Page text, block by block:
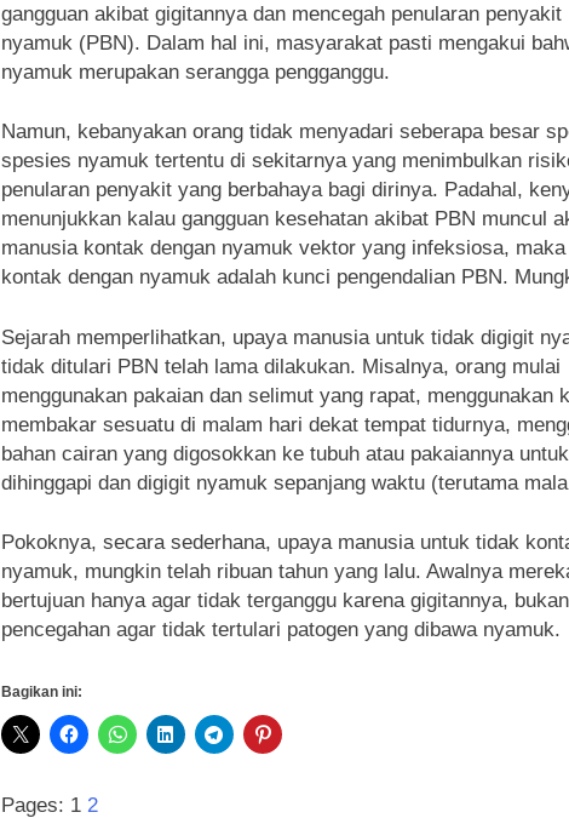
gangguan akibat gigitannya dan mencegah penularan penyakit
nyamuk (PBN). Dalam hal ini, masyarakat pasti mengakui
nyamuk merupakan serangga pengganggu.
Namun, kebanyakan orang tidak menyadari seberapa besar
spesies nyamuk tertentu di sekitarnya yang menimbulkan
penularan penyakit yang berbahaya bagi dirinya. Padahal,
menunjukkan kalau gangguan kesehatan akibat PBN muncul
manusia kontak dengan nyamuk vektor yang infeksiosa,
kontak dengan nyamuk adalah kunci pengendalian PBN.
Sejarah memperlihatkan, upaya manusia untuk tidak digigit
tidak ditulari PBN telah lama dilakukan. Misalnya, orang mulai
menggunakan pakaian dan selimut yang rapat, menggunakan
membakar sesuatu di malam hari dekat tempat tidurnya,
bahan cairan yang digosokkan ke tubuh atau pakaiannya
dihinggapi dan digigit nyamuk sepanjang waktu (terutama
Pokoknya, secara sederhana, upaya manusia untuk tidak
nyamuk, mungkin telah ribuan tahun yang lalu. Awalnya
bertujuan hanya agar tidak terganggu karena gigitannya,
pencegahan agar tidak tertulari patogen yang dibawa nyamuk.
Bagikan ini:
Pages: 1 2